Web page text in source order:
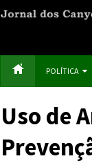
POLÍTICA
Uso de